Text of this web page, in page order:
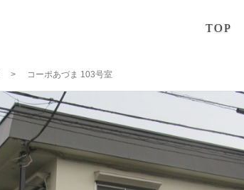
TOP
コーポあづま 103号室